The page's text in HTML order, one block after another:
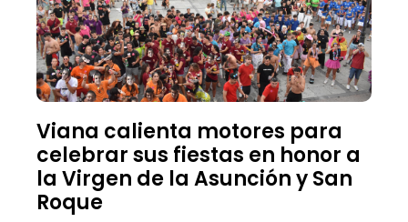
Viana calienta motores para
celebrar sus fiestas en honor a
la Virgen de la Asunción y San
Roque